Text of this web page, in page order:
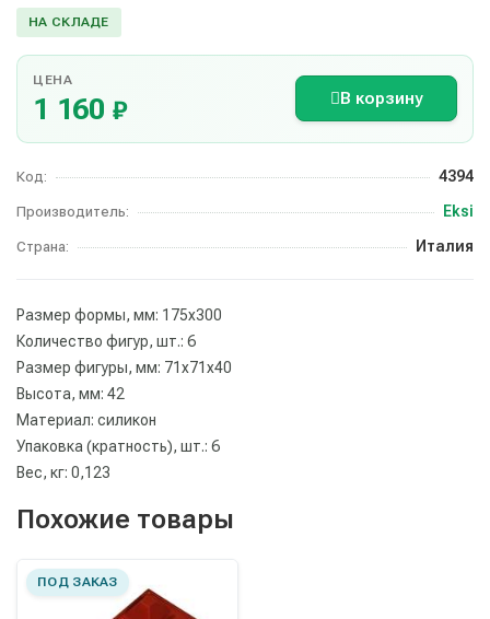
НА СКЛАДЕ
ЦЕНА
1 160 ₽ В корзину
Код: 4394
Производитель: Eksi
Страна: Италия
Размер формы, мм: 175х300
Количество фигур, шт.: 6
Размер фигуры, мм: 71х71х40
Высота, мм: 42
Материал: силикон
Упаковка (кратность), шт.: 6
Вес, кг: 0,123
Похожие товары
ПОД ЗАКАЗ